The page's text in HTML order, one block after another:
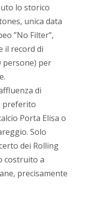
lo storico
unica data
”No Filter”,
il record di
persone) per
di
preferito
Porta Elisa o
Solo
dei Rolling
costruito a
precisamente